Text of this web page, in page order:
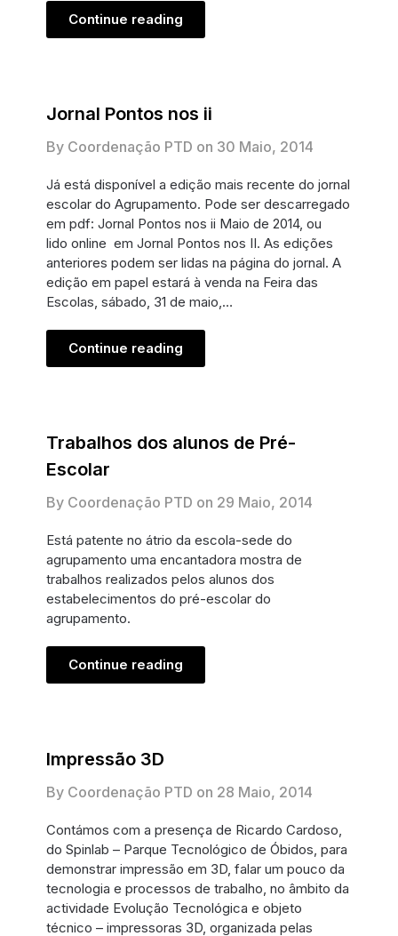
Continue reading
Jornal Pontos nos ii
By Coordenação PTD on 30 Maio, 2014
Já está disponível a edição mais recente do jornal
escolar do Agrupamento. Pode ser descarregado
em pdf: Jornal Pontos nos ii Maio de 2014, ou
lido online em Jornal Pontos nos II. As edições
anteriores podem ser lidas na página do jornal. A
edição em papel estará à venda na Feira das
Escolas, sábado, 31 de maio,…
Continue reading
Trabalhos dos alunos de Pré-
Escolar
By Coordenação PTD on 29 Maio, 2014
Está patente no átrio da escola-sede do
agrupamento uma encantadora mostra de
trabalhos realizados pelos alunos dos
estabelecimentos do pré-escolar do
agrupamento.
Continue reading
Impressão 3D
By Coordenação PTD on 28 Maio, 2014
Contámos com a presença de Ricardo Cardoso,
do Spinlab – Parque Tecnológico de Óbidos, para
demonstrar impressão em 3D, falar um pouco da
tecnologia e processos de trabalho, no âmbito da
actividade Evolução Tecnológica e objeto
técnico – impressoras 3D, organizada pelas